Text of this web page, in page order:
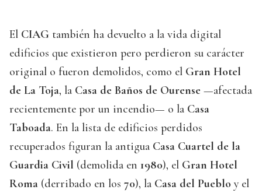
El CIAG también ha devuelto a la vida digital
edificios que existieron pero perdieron su carácter
original o fueron demolidos, como el Gran Hotel
de La Toja, la Casa de Baños de Ourense —afectada
recientemente por un incendio— o la Casa
Taboada. En la lista de edificios perdidos
recuperados figuran la antigua Casa Cuartel de la
Guardia Civil (demolida en 1980), el Gran Hotel
Roma (derribado en los 70), la Casa del Pueblo y el